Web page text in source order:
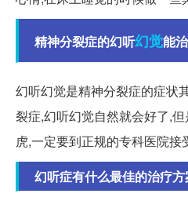
精神分裂症的幻听幻觉能
幻听幻觉是精神分裂症的症状
裂症,幻听幻觉自然就会好了,
虎,一定要到正规的专科医院接
幻听症有什么最佳的治疗